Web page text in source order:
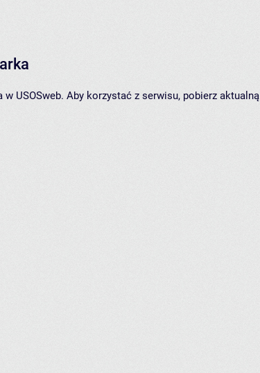
USOSweb. Aby korzystać z serwisu, pobierz